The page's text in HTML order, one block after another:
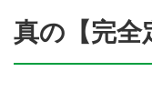
真の【完全